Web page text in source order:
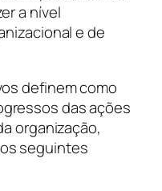
a nível
e de
definem como
das ações
organização,
seguintes